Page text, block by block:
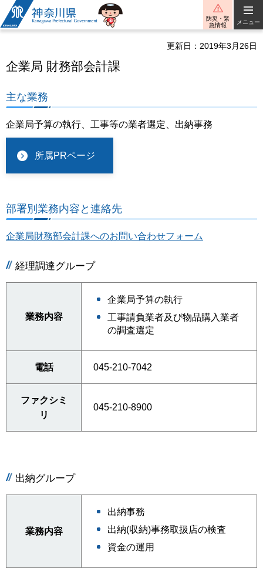
神奈川県
防災・緊
急情報
メニュー
更新日：2019年3月26日
企業局 財務部会計課
主な業務
企業局予算の執行、工事等の業者選定、出納事務
所属PRページ
部署別業務内容と連絡先
企業局財務部会計課へのお問い合わせフォーム
経理調達グループ
業務内容
企業局予算の執行
工事請負業者及び物品購入業者
の調査選定
電話 045-210-7042
ファクシミ
リ
045-210-8900
出納グループ
業務内容
出納事務
出納(収納)事務取扱店の検査
資金の運用